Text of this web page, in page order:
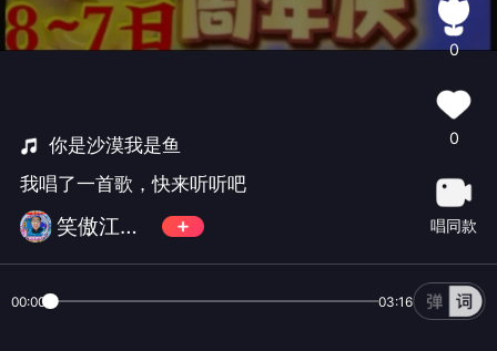
你是沙漠我是鱼
我唱了一首歌，快来听听吧
笑傲江湖《总管》拒币！
0
0
唱同款
00:00 03:16